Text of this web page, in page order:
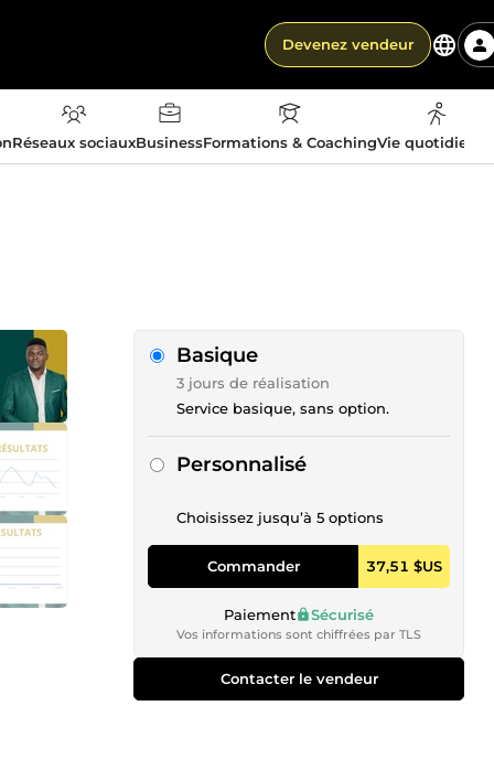
Devenez vendeur
Réseaux sociauxBusinessFormations & CoachingVie
Basique
3 jours de réalisation
Service basique, sans option.
Personnalisé
Choisissez jusqu’à 5 options
Commander 37,51 $US
Paiement Sécurisé
Vos informations sont chiffrées par TLS
Contacter le vendeur